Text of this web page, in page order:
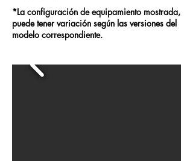
*La configuración de equipamiento mostrada,
puede tener variación según las versiones del
modelo correspondiente.